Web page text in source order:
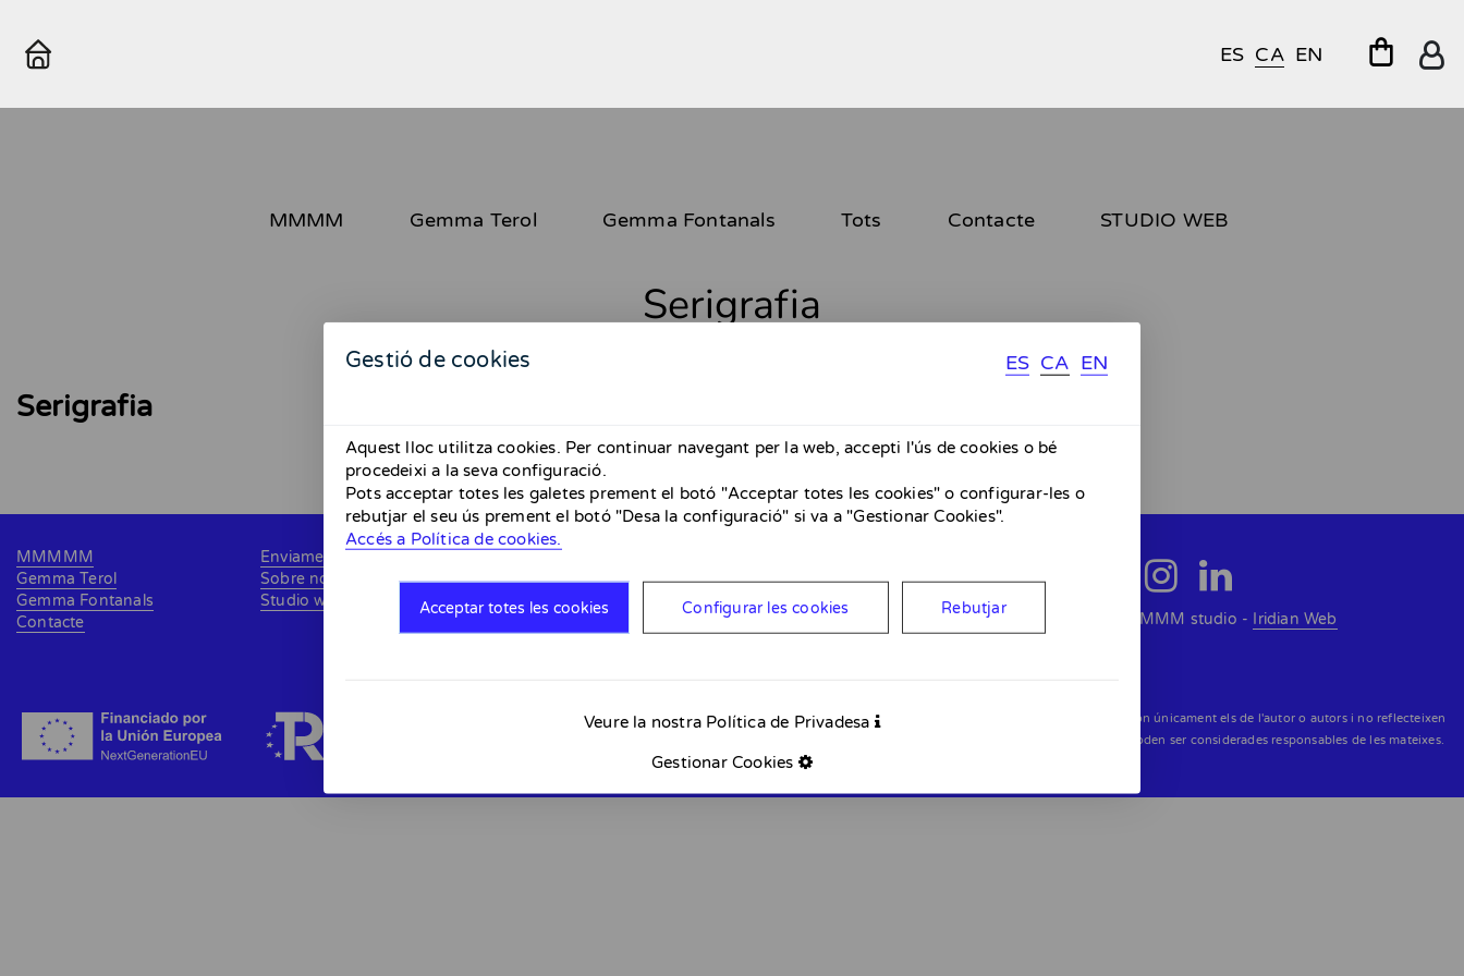
ES CA EN
MMMM Gemma Terol Gemma Fontanals Tots Contacte STUDIO WEB
Serigrafia
Serigrafia
Gestió de cookies ES CA EN
Aquest lloc utilitza cookies. Per continuar navegant per la web, accepti l'ús de cookies o bé
procedeixi a la seva configuració.
Pots acceptar totes les galetes prement el botó "Acceptar totes les cookies" o configurar-les o
rebutjar el seu ús prement el botó "Desa la configuració" si va a "Gestionar Cookies".
Accés a Política de cookies.
Acceptar totes les cookies Configurar les cookies Rebutjar
Veure la nostra Política de Privadesa
Gestionar Cookies
MMMMM
Gemma Terol
Gemma Fontanals
Contacte
Enviaments i devolucions
Sobre nosaltres
Studio web
Política de cookies
Política de privacitat
© 2026 MMMM studio - Iridian Web
Finançat per la Unió Europea - NextGenerationEU. Tot i això, els punts de vista i les opinions expressades són únicament els de l'autor o autors i no reflecteixen
necessàriament els de la Unió Europea o la Comissió Europea. Ni la Unió Europea ni la Comissió Europea poden ser considerades responsables de les mateixes.